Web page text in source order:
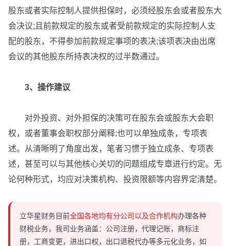
股东或者实际控制人提供担保时，必须经股东会或者股东大
会决议;且前款规定的股东或者受前款规定的实际控制人支
配的股东，不得参加前款规定事项的表决;该项表决由出席
会议的其他股东所持表决权的过半数通过。
3、操作建议
对外投资、对外担保的决策可在股东会或股东大会职
权，或者董事会职权部分阐释;也可以单独成条，专项表
述。从清晰明了角度出发，笔者习惯于独立成条、专项表
述，甚至可以与其他核心关切的问题组成专章进行约定。无
论何种形式，均应对决策机构、投资限额等内容界定清楚。
立华星财务目前全国各地均有分公司以及合作机构办理各种
财税业务，我司业务涵盖：公司注册，代理记账，商标注
册，工商变更，进出口权，出口退税代办等多元化业务，如